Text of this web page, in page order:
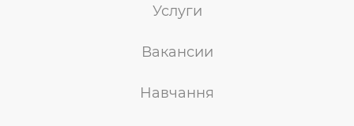
Услуги
Вакансии
Навчання